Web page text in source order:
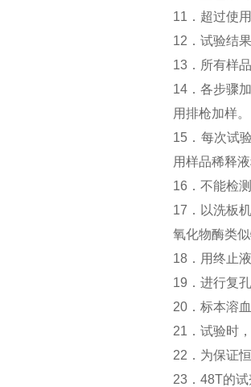
11．超过使
12．试验结
13．所有样
14．各步骤
用排枪加样。
15．每次试
用样品稀释
16．不能检
17．以洗板
氧化物酶类
18．用终止
19．进行复
20．标本溶
21．试验时
22．为保证
23．48T的